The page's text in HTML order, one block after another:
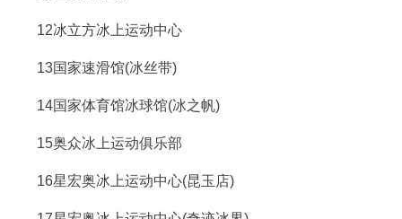
12冰立方冰上运动中心
13国家速滑馆(冰丝带)
14国家体育馆冰球馆(冰之帆)
15奥众冰上运动俱乐部
16星宏奥冰上运动中心(昆玉店)